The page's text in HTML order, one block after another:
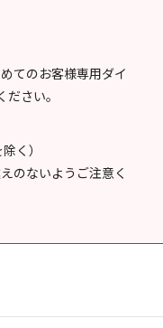
てのお客様専用ダイ
さい。
く）
のないようご注意く